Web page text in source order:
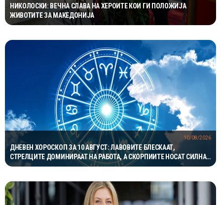
НИКОЛОСКИ: ВЕЧНА СЛАВА НА ХЕРОИТЕ КОИ ГИ ПОЛОЖИЈА
ЖИВОТИТЕ ЗА МАКЕДОНИЈА
ДНЕВЕН ХОРОСКОП ЗА 10 АВГУСТ: ЛАВОВИТЕ БЛЕСКААТ,
СТРЕЛЦИТЕ ДОМИНИРААТ НА РАБОТА, А СКОРПИИТЕ НОСАТ СИЛНА
ЉУБОВНА ЕНЕРГИЈА
10/08/2026